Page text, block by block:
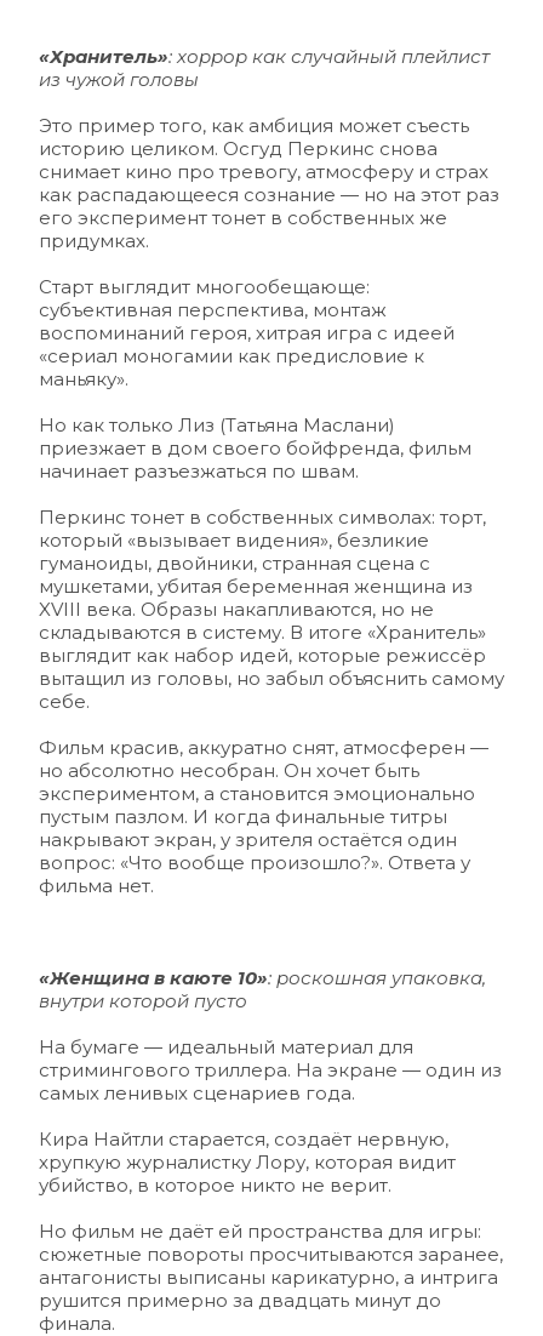
«Хранитель»: хоррор как случайный плейлист
из чужой головы
Это пример того, как амбиция может съесть
историю целиком. Осгуд Перкинс снова
снимает кино про тревогу, атмосферу и страх
как распадающееся сознание — но на этот раз
его эксперимент тонет в собственных же
придумках.
Старт выглядит многообещающе:
субъективная перспектива, монтаж
воспоминаний героя, хитрая игра с идеей
«сериал моногамии как предисловие к
маньяку».
Но как только Лиз (Татьяна Маслани)
приезжает в дом своего бойфренда, фильм
начинает разъезжаться по швам.
Перкинс тонет в собственных символах: торт,
который «вызывает видения», безликие
гуманоиды, двойники, странная сцена с
мушкетами, убитая беременная женщина из
XVIII века. Образы накапливаются, но не
складываются в систему. В итоге «Хранитель»
выглядит как набор идей, которые режиссёр
вытащил из головы, но забыл объяснить самому
себе.
Фильм красив, аккуратно снят, атмосферен —
но абсолютно несобран. Он хочет быть
экспериментом, а становится эмоционально
пустым пазлом. И когда финальные титры
накрывают экран, у зрителя остаётся один
вопрос: «Что вообще произошло?». Ответа у
фильма нет.
«Женщина в каюте 10»: роскошная упаковка,
внутри которой пусто
На бумаге — идеальный материал для
стримингового триллера. На экране — один из
самых ленивых сценариев года.
Кира Найтли старается, создаёт нервную,
хрупкую журналистку Лору, которая видит
убийство, в которое никто не верит.
Но фильм не даёт ей пространства для игры:
сюжетные повороты просчитываются заранее,
антагонисты выписаны карикатурно, а интрига
рушится примерно за двадцать минут до
финала.